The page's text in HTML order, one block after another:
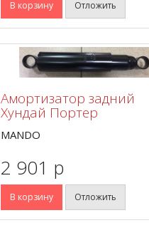
В корзину Отложить
Амортизатор задний
Хундай Портер
MANDO
2 901 p
В корзину Отложить